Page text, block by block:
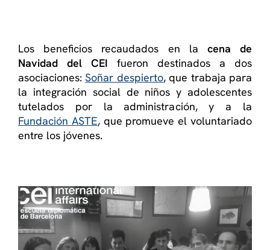
Los beneficios recaudados en la cena de
Navidad del CEI fueron destinados a dos
asociaciones:Soñar despierto, que trabaja para
la integración social de niños y adolescentes
tutelados por la administración, y a la
Fundación ASTE, que promueve el voluntariado
entre los jóvenes.